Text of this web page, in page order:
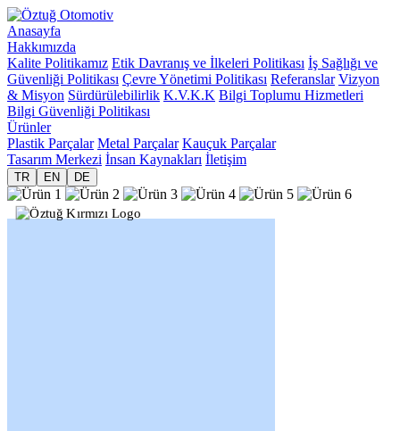
Anasayfa
Hakkımızda
Kalite Politikamız Etik Davranış ve İlkeleri Politikası İş Sağlığı ve
Güvenliği Politikası Çevre Yönetimi Politikası Referanslar Vizyon
& Misyon Sürdürülebilirlik K.V.K.K Bilgi Toplumu Hizmetleri
Bilgi Güvenliği Politikası
Ürünler
Plastik Parçalar Metal Parçalar Kauçuk Parçalar
Tasarım Merkezi İnsan Kaynakları İletişim
TR EN DE